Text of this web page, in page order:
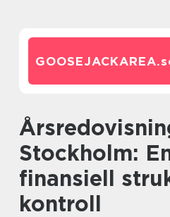
GOOSEJACKAREA.
Årsredovisning i
Stockholm:
finansiell
kontroll